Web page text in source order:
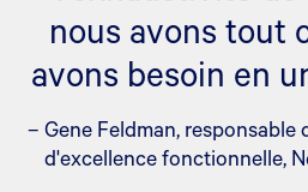
nous avons tout
avons besoin en
– Gene Feldman,
d'excellence fonctionnelle,